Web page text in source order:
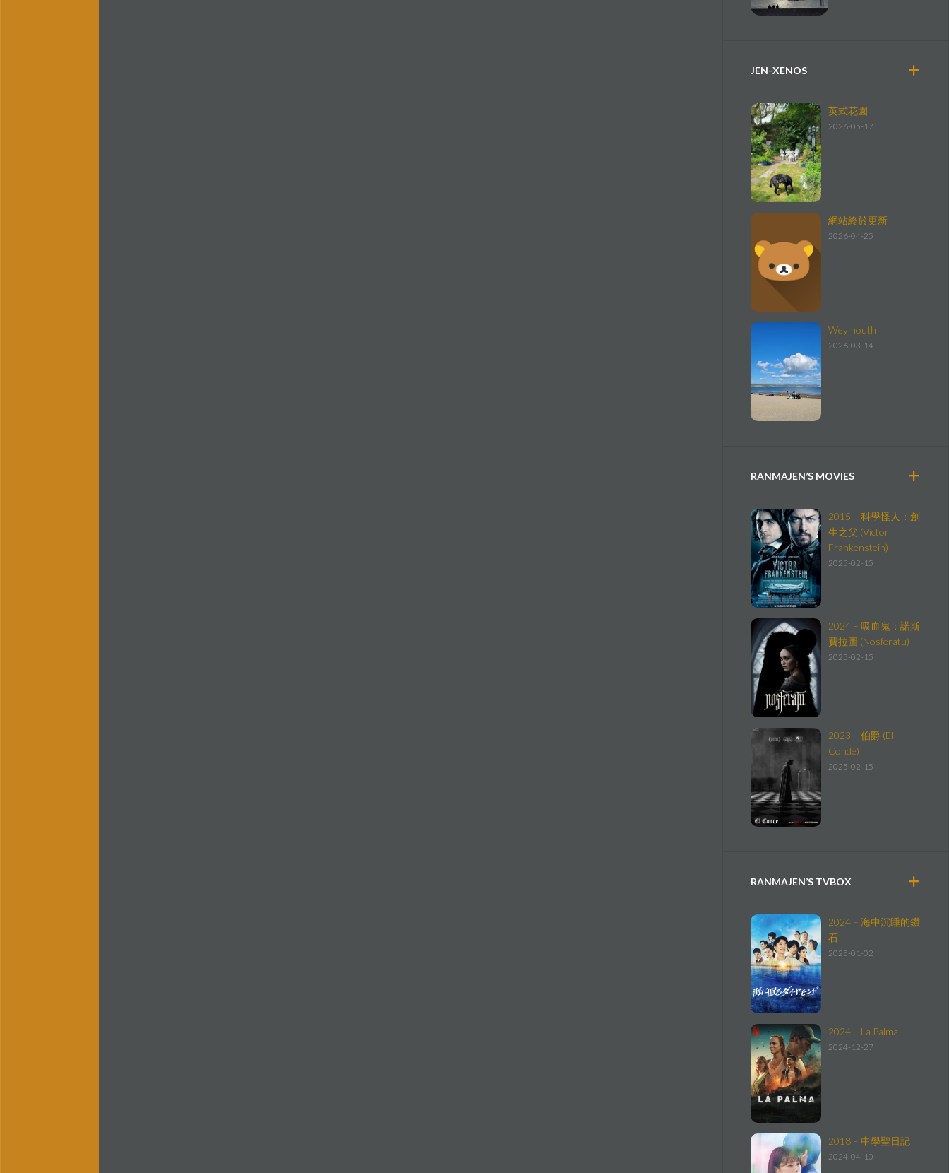
JEN-XENOS
英式花園
2026-05-17
網站終於更新
2026-04-25
Weymouth
2026-03-14
RANMAJEN’S MOVIES
2015 – 科學怪人：創
生之父 (Victor
Frankenstein)
2025-02-15
2024 – 吸血鬼：諾斯
費拉圖 (Nosferatu)
2025-02-15
2023 – 伯爵 (El
Conde)
2025-02-15
RANMAJEN’S TVBOX
2024 – 海中沉睡的鑽
石
2025-01-02
2024 – La Palma
2024-12-27
2018 – 中學聖日記
2024-04-10